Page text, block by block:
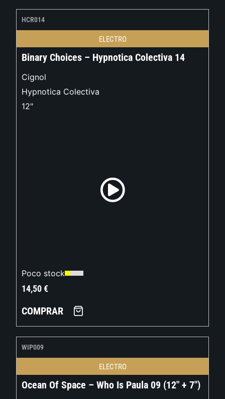
HCR014
ELECTRO
Binary Choices – Hypnotica Colectiva 14
Cignol
Hypnotica Colectiva
12"
Poco stock
14,50€
COMPRAR
WIP009
ELECTRO
Ocean Of Space – Who Is Paula 09 (12″ + 7″)